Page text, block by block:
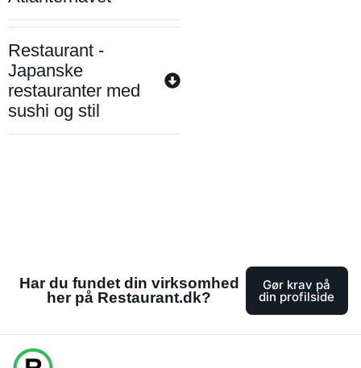
Restaurant -
Japanske
restauranter med
sushi og stil
Har du fundet din virksomhed
her på Restaurant.dk?
Gør krav på
din profilside